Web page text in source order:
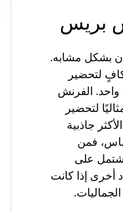
بشكل مشابه.
لتحضير
الفرنش
لتحضير
جاذبية
فمن
على
أخرى إذا كانت